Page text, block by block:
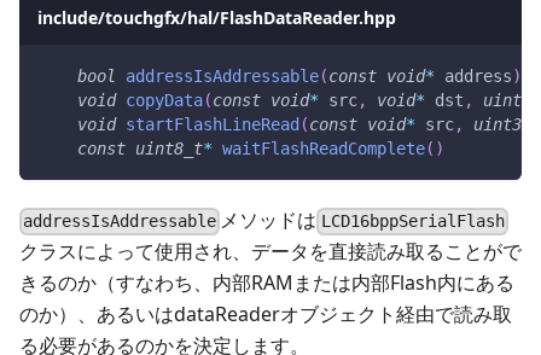
include/touchgfx/hal/FlashDataReader.hpp
bool addressIsAddressable(const void* address)
void copyData(const void* src, void* dst ,
void startFlashLineRead (const void* src,
const uint8_t* waitFlashReadComplete( )
addressIsAddressable メソッドは LCD16bppSerialFlash
クラスによって使用され、データを直接読み取ることがで
きるのか（すなわち、内部RAMまたは内部Flash内にある
のか）、あるいはdataReaderオブジェクト経由で読み取
る必要があるのかを決定します。